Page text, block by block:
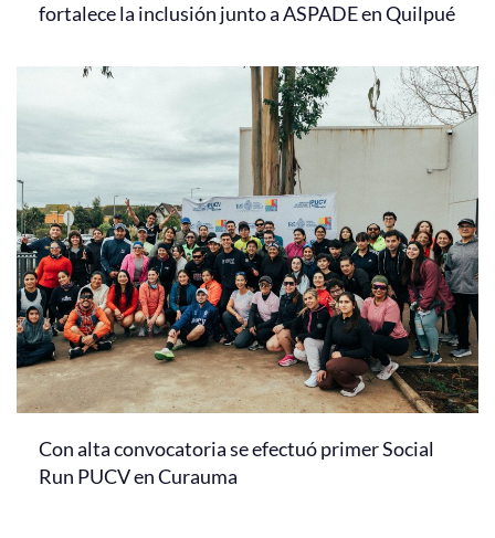
fortalece la inclusión junto a ASPADE en Quilpué
Con alta convocatoria se efectuó primer Social
Run PUCV en Curauma